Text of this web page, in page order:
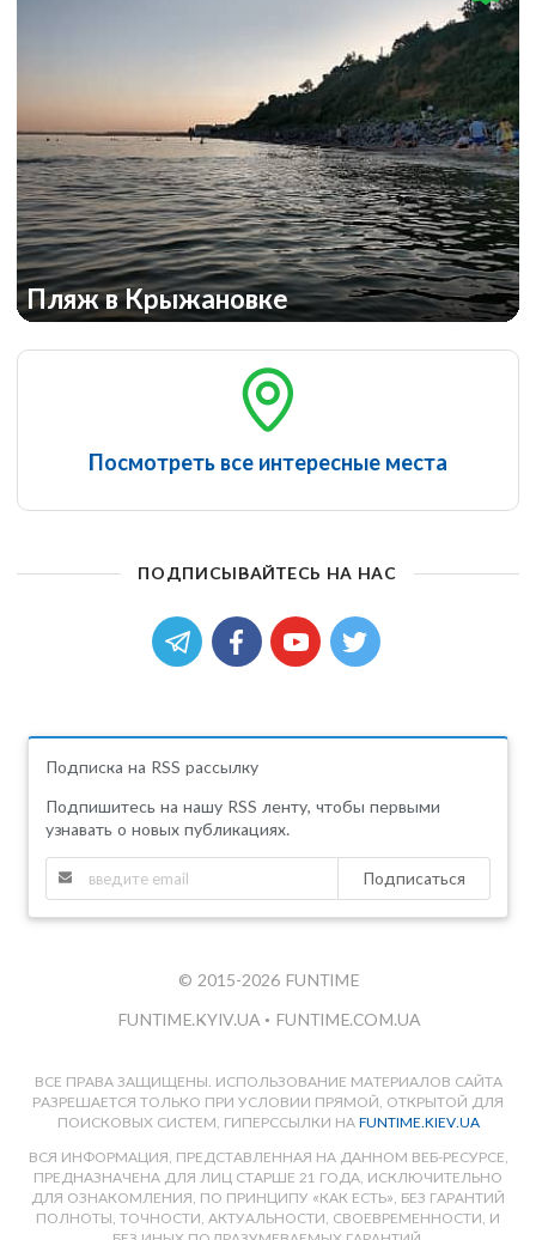
Пляж в Крыжановке
Посмотреть все интересные места
ПОДПИСЫВАЙТЕСЬ НА НАС
Подписка на RSS рассылку
Подпишитесь на нашу RSS ленту, чтобы первыми
узнавать о новых публикациях.
Подписаться
© 2015-2026 FUNTIME
FUNTIME.KYIV.UA • FUNTIME.COM.UA
ВСЕ ПРАВА ЗАЩИЩЕНЫ. ИСПОЛЬЗОВАНИЕ МАТЕРИАЛОВ САЙТА
РАЗРЕШАЕТСЯ ТОЛЬКО ПРИ УСЛОВИИ ПРЯМОЙ, ОТКРЫТОЙ ДЛЯ
ПОИСКОВЫХ СИСТЕМ, ГИПЕРССЫЛКИ НА FUNTIME.KIEV.UA
ВСЯ ИНФОРМАЦИЯ, ПРЕДСТАВЛЕННАЯ НА ДАННОМ ВЕБ-РЕСУРСЕ,
ПРЕДНАЗНАЧЕНА ДЛЯ ЛИЦ СТАРШЕ 21 ГОДА, ИСКЛЮЧИТЕЛЬНО
ДЛЯ ОЗНАКОМЛЕНИЯ, ПО ПРИНЦИПУ «КАК ЕСТЬ», БЕЗ ГАРАНТИЙ
ПОЛНОТЫ, ТОЧНОСТИ, АКТУАЛЬНОСТИ, СВОЕВРЕМЕННОСТИ, И